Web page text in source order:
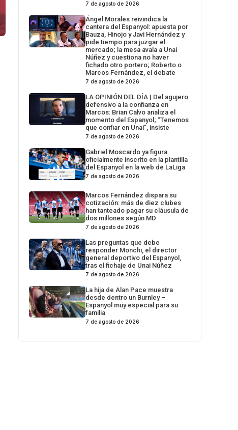
7 de agosto de 2026
Ángel Morales reivindica la
cantera del Espanyol: apuesta por
Bauza, Hinojo y Javi Hernández y
pide tiempo para juzgar el
mercado; la mesa avala a Unai
Núñez y cuestiona no haver
fichado otro portero; Roberto o
Marcos Fernández, el debate
7 de agosto de 2026
LA OPINIÓN DEL DÍA | Del agujero
defensivo a la confianza en
Marcos: Brian Calvo analiza el
momento del Espanyol; “Tenemos
que confiar en Unai”, insiste
7 de agosto de 2026
Gabriel Moscardo ya figura
oficialmente inscrito en la plantilla
del Espanyol en la web de LaLiga
7 de agosto de 2026
Marcos Fernández dispara su
cotización: más de diez clubes
han tanteado pagar su cláusula de
dos millones según MD
7 de agosto de 2026
Las preguntas que debe
responder Monchi, el director
general deportivo del Espanyol,
tras el fichaje de Unai Núñez
7 de agosto de 2026
La hija de Alan Pace muestra
desde dentro un Burnley –
Espanyol muy especial para su
familia
7 de agosto de 2026